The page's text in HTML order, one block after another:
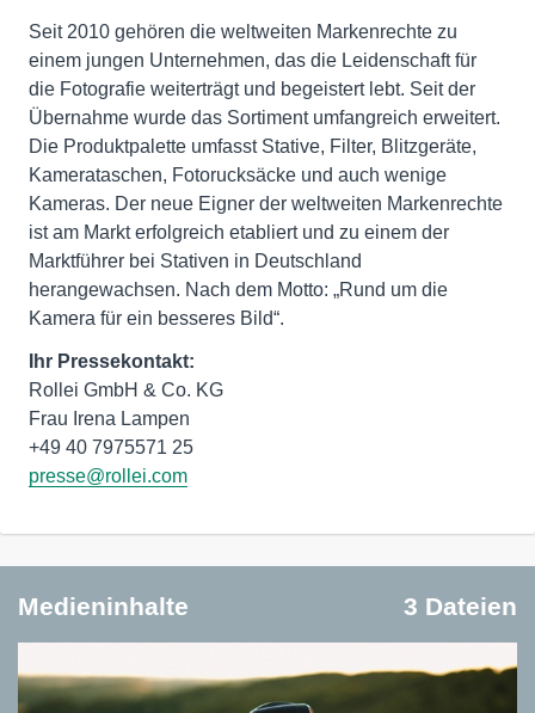
Seit 2010 gehören die weltweiten Markenrechte zu
einem jungen Unternehmen, das die Leidenschaft für
die Fotografie weiterträgt und begeistert lebt. Seit der
Übernahme wurde das Sortiment umfangreich erweitert.
Die Produktpalette umfasst Stative, Filter, Blitzgeräte,
Kamerataschen, Fotorucksäcke und auch wenige
Kameras. Der neue Eigner der weltweiten Markenrechte
ist am Markt erfolgreich etabliert und zu einem der
Marktführer bei Stativen in Deutschland
herangewachsen. Nach dem Motto: „Rund um die
Kamera für ein besseres Bild“.
Ihr Pressekontakt:
Rollei GmbH & Co. KG
Frau Irena Lampen
presse@rollei.com
Medieninhalte 3 Dateien